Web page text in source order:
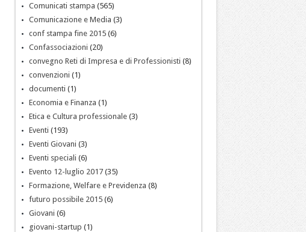
Comunicati stampa (565)
Comunicazione e Media (3)
conf stampa fine 2015(6)
Confassociazioni (20)
convegno Reti di Impresa e di Professionisti (8)
convenzioni (1)
documenti (1)
Economia e Finanza (1)
Etica e Cultura professionale(3)
Eventi (193)
Eventi Giovani (3)
Eventi speciali (6)
Evento 12-luglio 2017(35)
Formazione, Welfare e Previdenza (8)
futuro possibile 2015(6)
Giovani (6)
giovani-startup (1)